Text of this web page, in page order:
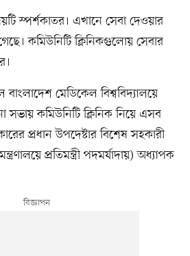
স্পর্শকাতর। এখানে সেবা দেওয়ার
কমিউনিটি ক্লিনিকগুলোয় সেবার
মেডিকেল বিশ্ববিদ্যালয়ে
কমিউনিটি ক্লিনিক নিয়ে এসব
প্রধান উপদেষ্টার বিশেষ সহকারী
প্রতিমন্ত্রী পদমর্যাদায়) অধ্যাপক